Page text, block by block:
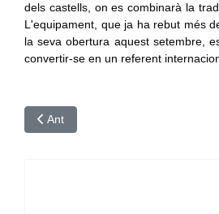
dels castells, on es combinarà la
L'equipament, que ja ha rebut més
la seva obertura aquest setembre,
convertir-se en un referent
Article anterior: Inaugurat el túnel
Ant